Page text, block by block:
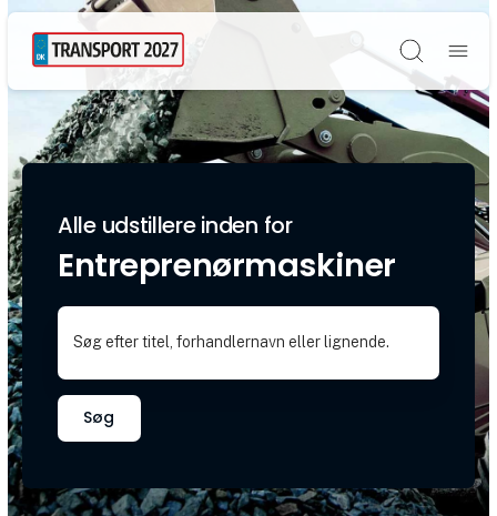
Søg
Alle udstillere inden for
Entreprenørmaskiner
Søg efter titel, forhandlernavn eller lignende.
Søg